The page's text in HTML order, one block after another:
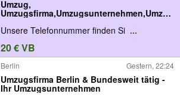
Umzug,
Umzugsfirma,Umzugsunternehmen,Umzug
shelfer
Unsere Telefonnummer finden Si ...
20 € VB
Berlin Gestern, 22:24
Umzugsfirma Berlin & Bundesweit tätig -
Ihr Umzugsunternehmen